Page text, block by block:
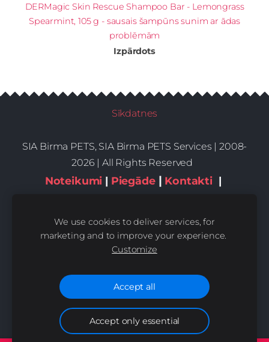
DERMagic Skin Rescue Shampoo Bar - Lemongrass
Spearmint, 105 g - sausais šampūns sunim ar ādas
problēmām
Izpārdots
Sīkdatnes
SIA Birma PETS, SIA Birma PETS Services | 2008-
2026 | All Rights Reserved
Noteikumi | Piegāde | Kontakti|
We use cookies to deliver services, for
marketing and to improve your experience.
Customize
Accept all
Accept only essential